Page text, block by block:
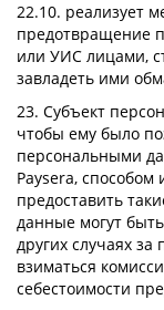
22.10. реализует
предотвращение
или УИС лицами,
завладеть ими
23. Субъект
чтобы ему было
персональными
Paysera, способом
предоставить
данные могут
других случаях
взиматься
себестоимости